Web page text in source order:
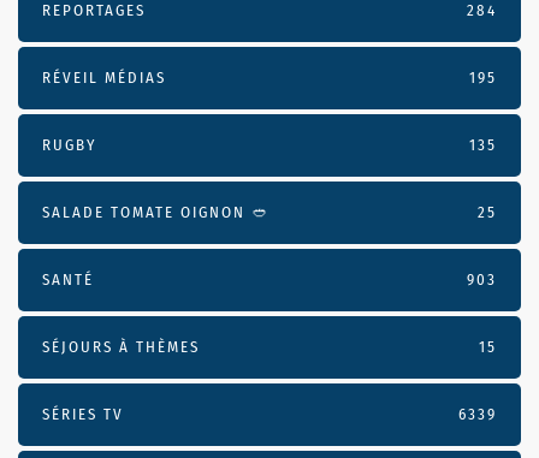
REPORTAGES 284
RÉVEIL MÉDIAS 195
RUGBY 135
SALADE TOMATE OIGNON 🥙 25
SANTÉ 903
SÉJOURS À THÈMES 15
SÉRIES TV 6339